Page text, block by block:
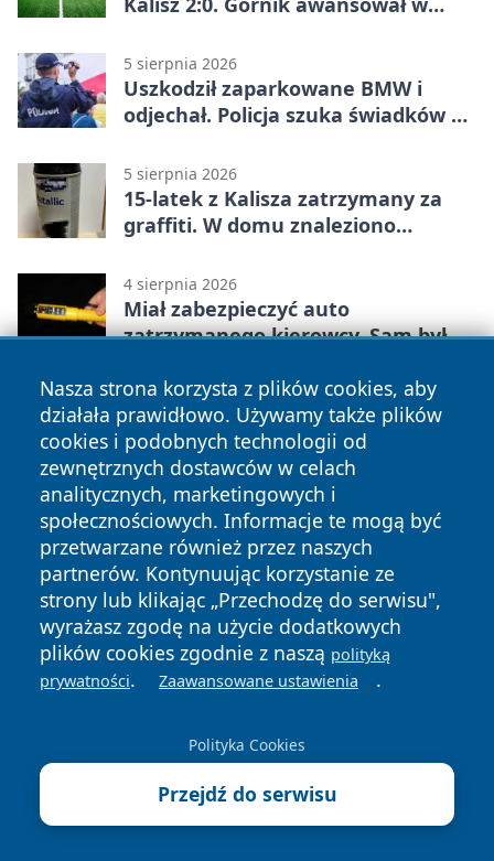
5 sierpnia 2026
Uszkodził zaparkowane BMW i
odjechał. Policja szuka świadków w
5 sierpnia 2026
15-latek z Kalisza zatrzymany za
graffiti. W domu znaleziono
4 sierpnia 2026
Miał zabezpieczyć auto
zatrzymanego kierowcy. Sam był
4 sierpnia 2026
Dzieci przy ciągnikach w powiecie
kaliskim. Służby wskazują
zagrożenia
4 sierpnia 2026
148 km/h w Kaliszu przy limicie 60.
Kierowca stracił prawo jazdy
4 sierpnia 2026
Pierwsze wspólne dożynki w
Kaliszu. Wieczorem wystąpią
Trubadurzy
Upał w Kaliszu to zagrożenie nie
Nasza strona korzysta z plików cookies, aby
działała prawidłowo. Używamy także plików
cookies i podobnych technologii od
zewnętrznych dostawców w celach
analitycznych, marketingowych i
społecznościowych. Informacje te mogą być
przetwarzane również przez naszych
partnerów. Kontynuując korzystanie ze
strony lub klikając „Przechodzę do serwisu",
wyrażasz zgodę na użycie dodatkowych
plików cookies zgodnie z naszą polityką
prywatności. Zaawansowane ustawienia .
Polityka Cookies
Przejdź do serwisu